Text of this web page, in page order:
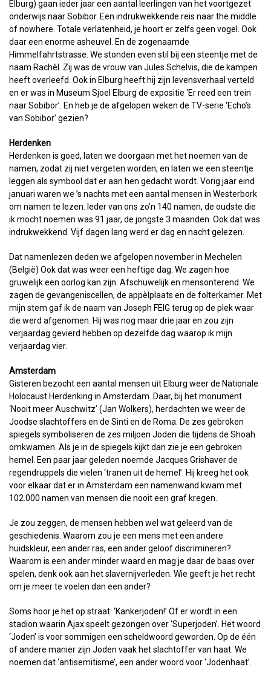
Elburg) gaan ieder jaar een aantal leerlingen van het voortgezet
onderwijs naar Sobibor. Een indrukwekkende reis naar the middle
of nowhere. Totale verlatenheid, je hoort er zelfs geen vogel. Ook
daar een enorme asheuvel. En de zogenaamde
Himmelfahrtstrasse. We stonden even stil bij een steentje met de
naam Rachèl. Zij was de vrouw van Jules Schelvis, die de kampen
heeft overleefd. Ook in Elburg heeft hij zijn levensverhaal verteld
en er was in Museum Sjoel Elburg de expositie ‘Er reed een trein
naar Sobibor’. En heb je de afgelopen weken de TV-serie ‘Echo’s
van Sobibor’ gezien?
Herdenken
Herdenken is goed, laten we doorgaan met het noemen van de
namen, zodat zij niet vergeten worden, en laten we een steentje
leggen als symbool dat er aan hen gedacht wordt. Vorig jaar eind
januari waren we ’s nachts met een aantal mensen in Westerbork
om namen te lezen. Ieder van ons zo’n 140 namen, de oudste die
ik mocht noemen was 91 jaar, de jongste 3 maanden. Ook dat was
indrukwekkend. Vijf dagen lang werd er dag en nacht gelezen.
Dat namenlezen deden we afgelopen november in Mechelen
(België) Ook dat was weer een heftige dag. We zagen hoe
gruwelijk een oorlog kan zijn. Afschuwelijk en mensonterend. We
zagen de gevangeniscellen, de appèlplaats en de folterkamer. Met
mijn stem gaf ik de naam van Joseph FEIG terug op de plek waar
die werd afgenomen. Hij was nog maar drie jaar en zou zijn
verjaardag gevierd hebben op dezelfde dag waarop ik mijn
verjaardag vier.
Amsterdam
Gisteren bezocht een aantal mensen uit Elburg weer de Nationale
Holocaust Herdenking in Amsterdam. Daar, bij het monument
‘Nooit meer Auschwitz’ (Jan Wolkers), herdachten we weer de
Joodse slachtoffers en de Sinti en de Roma. De zes gebroken
spiegels symboliseren de zes miljoen Joden die tijdens de Shoah
omkwamen. Als je in de spiegels kijkt dan zie je een gebroken
hemel. Een paar jaar geleden noemde Jacques Grishaver de
regendruppels die vielen ‘tranen uit de hemel’. Hij kreeg het ook
voor elkaar dat er in Amsterdam een namenwand kwam met
102.000 namen van mensen die nooit een graf kregen.
Je zou zeggen, de mensen hebben wel wat geleerd van de
geschiedenis. Waarom zou je een mens met een andere
huidskleur, een ander ras, een ander geloof discrimineren?
Waarom is een ander minder waard en mag je daar de baas over
spelen, denk ook aan het slavernijverleden. Wie geeft je het recht
om je meer te voelen dan een ander?
Soms hoor je het op straat: ‘Kankerjoden!’ Of er wordt in een
stadion waarin Ajax speelt gezongen over ‘Superjoden’. Het woord
‘Joden’ is voor sommigen een scheldwoord geworden. Op de één
of andere manier zijn Joden vaak het slachtoffer van haat. We
noemen dat ‘antisemitisme’, een ander woord voor ‘Jodenhaat’.